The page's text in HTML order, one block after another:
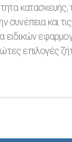
κατασκευής,
και
ειδικών
επιλογές